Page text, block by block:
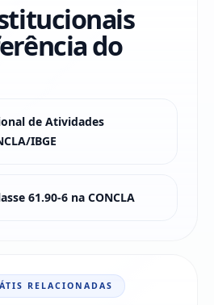
do
de Atividades
IBGE
61.90-6 na CONCLA
RELACIONADAS